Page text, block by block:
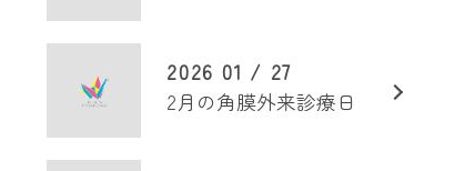
2026 01 / 27
2月の角膜外来診療日